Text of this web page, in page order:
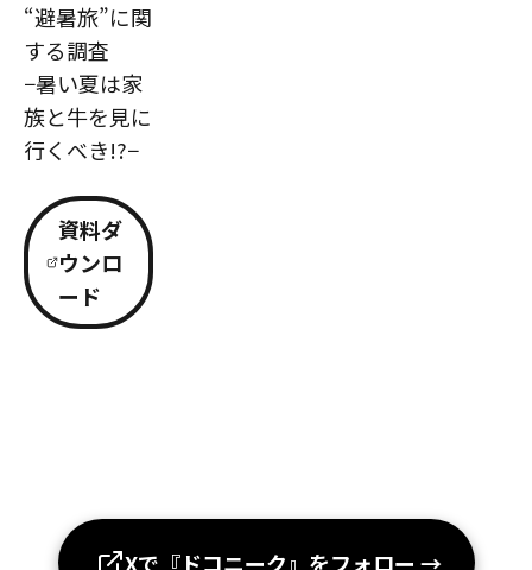
“避暑旅”に関
する調査
−暑い夏は家
族と牛を見に
行くべき!?−
資料ダ
ウンロ
ード
Xで『ドコニーク』をフォロー →